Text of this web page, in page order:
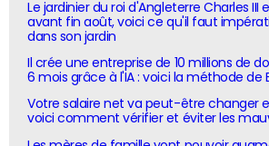
Le jardinier du roi d'Angleterre Charles III
avant fin août, voici ce qu'il faut
dans son jardin
Il crée une entreprise de 10 millions de
6 mois grâce à l'IA : voici la méthode de
Votre salaire net va peut-être changer
voici comment vérifier et éviter les